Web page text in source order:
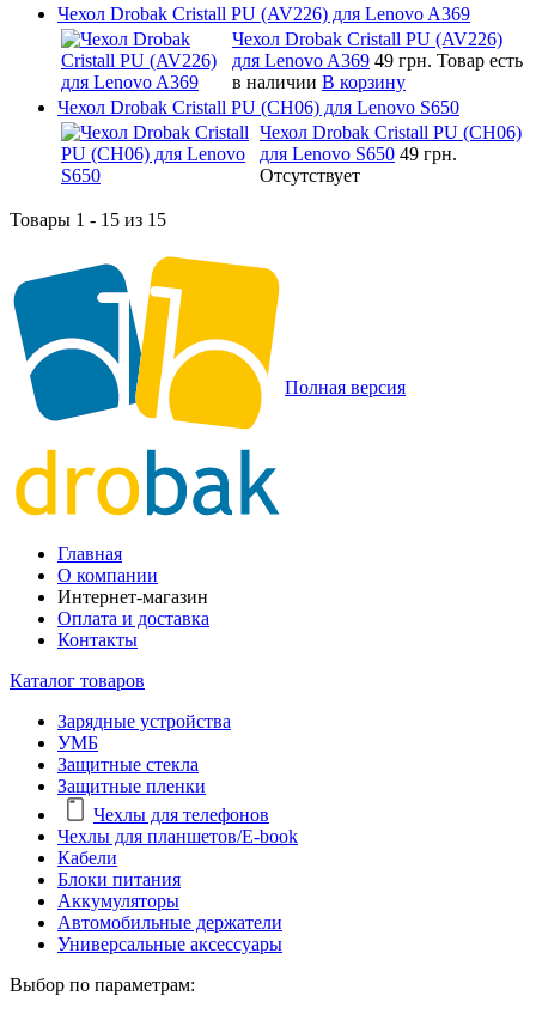
Чехол Drobak Cristall PU (AV226) для Lenovo A369
Чехол Drobak Cristall PU (AV226)
для Lenovo A369 49 грн. Товар есть
в наличии В корзину
Чехол Drobak Cristall PU (CH06) для Lenovo S650
Чехол Drobak Cristall PU (CH06)
для Lenovo S650 49 грн.
Отсутствует
Товары 1 - 15 из 15
Полная версия
Главная
О компании
Интернет-магазин
Оплата и доставка
Контакты
Каталог товаров
Зарядные устройства
УМБ
Защитные стекла
Защитные пленки
Чехлы для телефонов
Чехлы для планшетов/E-book
Кабели
Блоки питания
Аккумуляторы
Автомобильные держатели
Универсальные аксессуары
Выбор по параметрам: